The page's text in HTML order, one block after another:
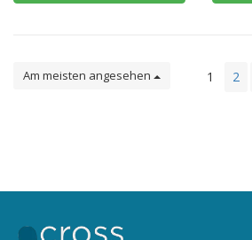
Am meisten angesehen 1 2